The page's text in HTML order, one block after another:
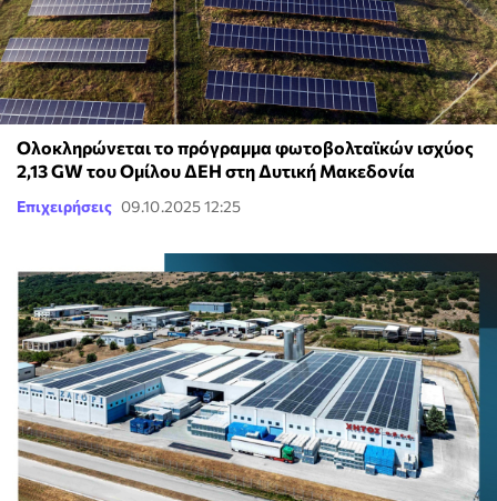
Ολοκληρώνεται το πρόγραμμα φωτοβολταϊκών ισχύος
2,13 GW του Ομίλου ΔΕΗ στη Δυτική Μακεδονία
Επιχειρήσεις 09.10.2025 12:25